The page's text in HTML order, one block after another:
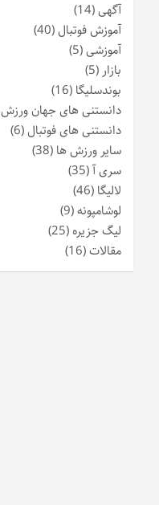
آگهی(14)
آموزش فوتبال(40)
آموزشی(5)
بازار (5)
بوندسلیگا (16)
دانستنی های جهان ورزش
دانستنی های فوتبال(6)
سایر ورزش ها (38)
سری آ(35)
لالیگا (46)
لوشامپونه(9)
لیگ جزیره(25)
مقالات(16)